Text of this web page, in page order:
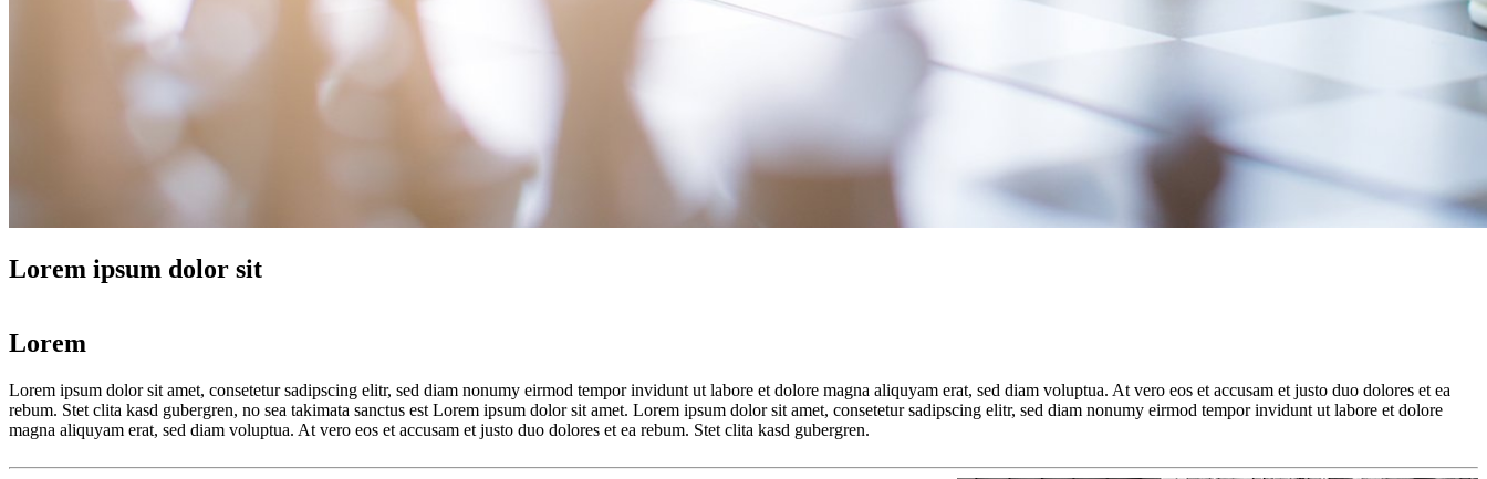
Lorem ipsum dolor sit
Lorem
Lorem ipsum dolor sit amet, consetetur sadipscing elitr, sed diam nonumy eirmod tempor invidunt ut labore et dolore magna aliquyam erat, sed diam voluptua. At vero eos et accusam et justo duo dolores et ea
rebum. Stet clita kasd gubergren, no sea takimata sanctus est Lorem ipsum dolor sit amet. Lorem ipsum dolor sit amet, consetetur sadipscing elitr, sed diam nonumy eirmod tempor invidunt ut labore et dolore
magna aliquyam erat, sed diam voluptua. At vero eos et accusam et justo duo dolores et ea rebum. Stet clita kasd gubergren.